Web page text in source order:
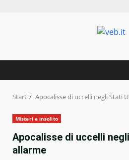
Start Apocalisse di uccelli negli Stati
Misteri e insolito
Apocalisse di uccelli
allarme